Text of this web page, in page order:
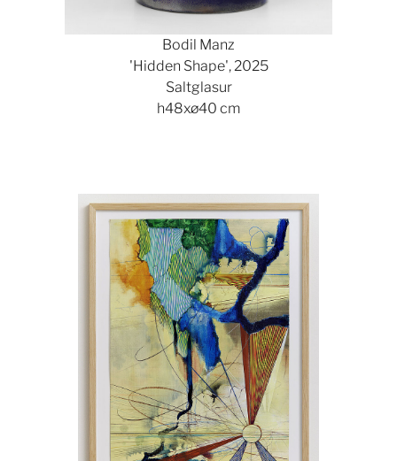
Bodil Manz
'Hidden Shape', 2025
Saltglasur
h48xø40 cm
Show larger version